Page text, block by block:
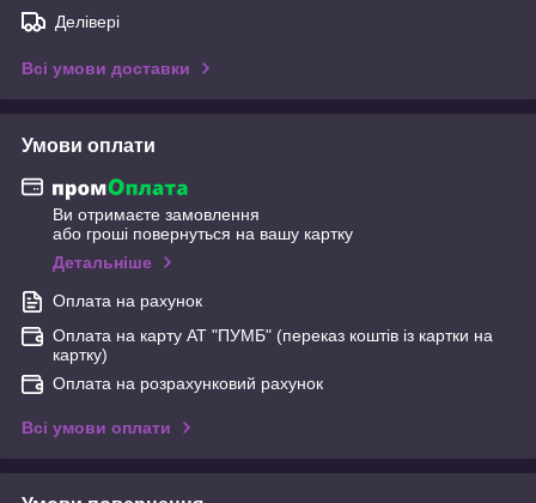
Делівері
Всі умови доставки
Умови оплати
Ви отримаєте замовлення
або гроші повернуться на вашу картку
Детальніше
Оплата на рахунок
Оплата на карту АТ "ПУМБ" (переказ коштів із картки на
картку)
Оплата на розрахунковий рахунок
Всі умови оплати